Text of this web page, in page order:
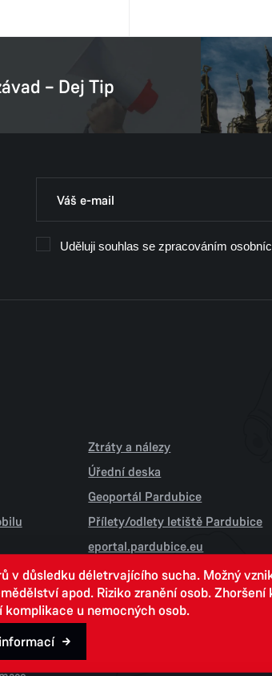
– Dej Tip
Uděluji souhlas se zpracováním
Ztráty a nálezy
Úřední deska
Geoportál Pardubice
Přílety/odlety letiště Pardubice
eportal.pardubice.eu
důsledku déletrvajícího sucha. Možný
apod. Riziko zranění osob.
komplikace u nemocných osob.